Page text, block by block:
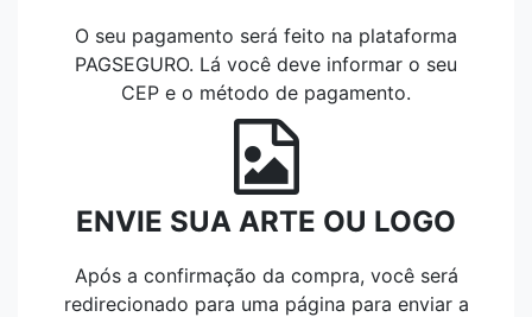
O seu pagamento será feito na plataforma
PAGSEGURO. Lá você deve informar o seu
CEP e o método de pagamento.
ENVIE SUA ARTE OU LOGO
Após a confirmação da compra, você será
redirecionado para uma página para enviar a